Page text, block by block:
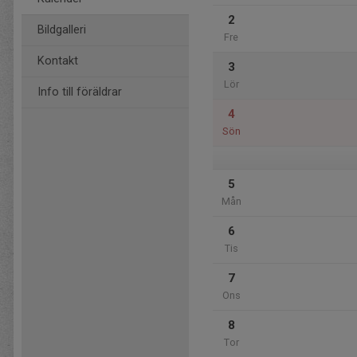
Bildgalleri
Kontakt
Info till föräldrar
2
Fre
3
Lör
4
Sön
5
Mån
6
Tis
7
Ons
8
Tor